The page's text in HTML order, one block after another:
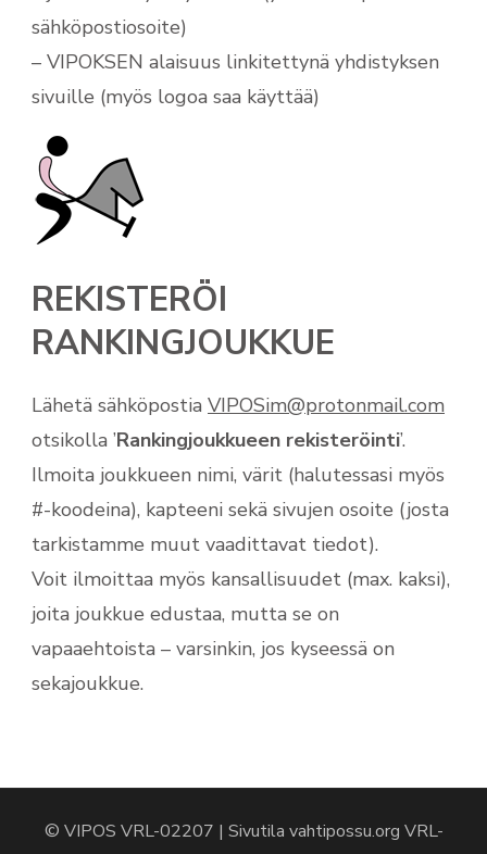
sähköpostiosoite)
– VIPOKSEN alaisuus linkitettynä yhdistyksen
sivuille (myös logoa saa käyttää)
REKISTERÖI
RANKINGJOUKKUE
Lähetä sähköpostia VIPOSim@protonmail.com
otsikolla ’Rankingjoukkueen rekisteröinti’.
Ilmoita joukkueen nimi, värit (halutessasi myös
#-koodeina), kapteeni sekä sivujen osoite (josta
tarkistamme muut vaadittavat tiedot).
Voit ilmoittaa myös kansallisuudet (max. kaksi),
joita joukkue edustaa, mutta se on
vapaaehtoista – varsinkin, jos kyseessä on
sekajoukkue.
© VIPOS VRL-02207 | Sivutila vahtipossu.org VRL-